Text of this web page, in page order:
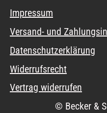
Impressum
Versand- und
Datenschutzerklärung
Widerrufsrecht
Vertrag widerrufen
© Becker &